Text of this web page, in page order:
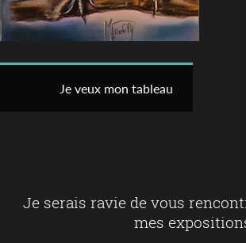
Je veux mon tableau
Je serais ravie de vous
mes